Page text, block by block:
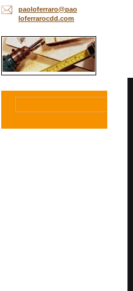
paoloferraro@pao
loferrarocdd.com